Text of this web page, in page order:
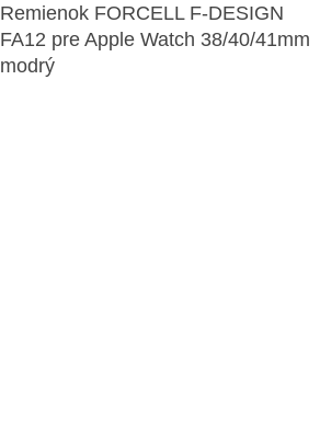
Remienok FORCELL F-DESIGN
FA12 pre Apple Watch 38/40/41mm
modrý